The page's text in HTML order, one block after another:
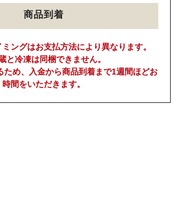
商品到着
ングはお支払方法により異なります。
と冷凍は同梱できません。
め、入金から商品到着まで1週間ほどお
時間をいただきます。